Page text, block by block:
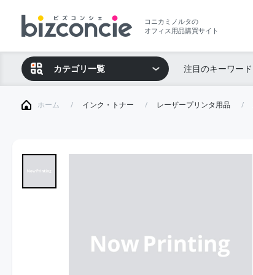
コニカミノルタの
オフィス用品購買サイト
カテゴリ一覧 注目のキーワード
ホーム インク・トナー レーザープリンタ用品